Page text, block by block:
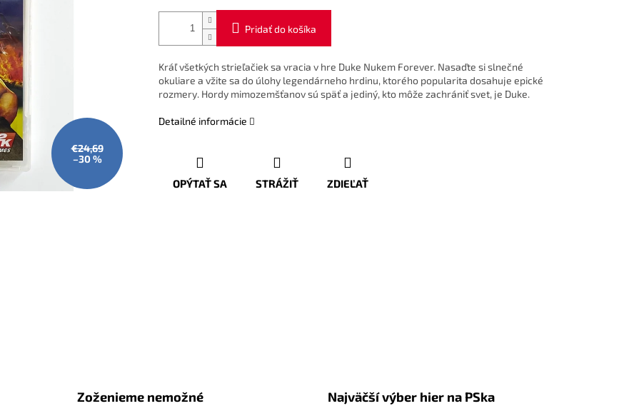
€24,69
–30 %
Pridať do košíka
Kráľ všetkých strieľačiek sa vracia v hre Duke Nukem Forever. Nasaďte si slnečné
okuliare a vžite sa do úlohy legendárneho hrdinu, ktorého popularita dosahuje epické
rozmery. Hordy mimozemšťanov sú späť a jediný, kto môže zachrániť svet, je Duke.
Detailné informácie
OPÝTAŤ SA STRÁŽIŤ ZDIEĽAŤ
Zoženieme nemožné Najväčší výber hier na PSka